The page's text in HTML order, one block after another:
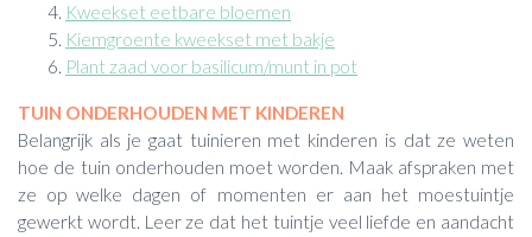
Kweekset eetbare bloemen
Kiemgroente kweekset met bakje
Plant zaad voor basilicum/munt in pot
TUIN ONDERHOUDEN MET KINDEREN
Belangrijk als je gaat tuinieren met kinderen is dat ze weten
hoe de tuin onderhouden moet worden. Maak afspraken met
ze op welke dagen of momenten er aan het moestuintje
gewerkt wordt. Leer ze dat het tuintje veel liefde en aandacht